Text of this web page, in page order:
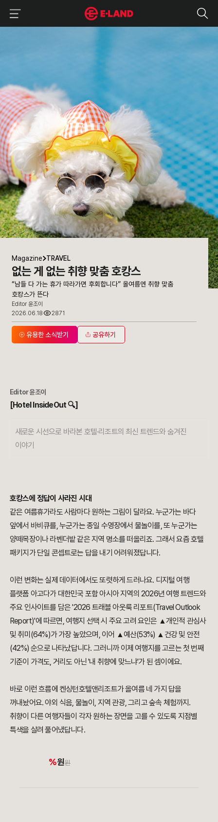
“남들 다 가는 휴가 따라가면 후회합니다” 올여름엔 취향 맞춤 호캉스가
매거진 상세보기
Magazine TRAVEL
없는 게 없는 취향 맞춤 호캉스
“남들 다 가는 휴가 따라가면 후회합니다” 올여름엔 취향 맞춤
호캉스가 뜬다
Editor 윤조이
2026.06.18
2871
유용한 소식받기 공유하기
Editor 윤조이
[Hotel InsideOut 🔍]
새로운 시선으로 바라본 호텔·리조트의 최신 트렌드와 숨겨진
이야기
호캉스에 정답이 사라진 시대
같은 여름휴가라도 사람마다 원하는 그림이 달라요. 누군가는 바다
앞에서 바비큐를, 누군가는 종일 수영장에서 물놀이를, 또 누군가는
양떼목장이나 라벤더밭 같은 지역 명소를 떠올리죠. 그래서 요즘 호텔
패키지가 단일 콘셉트로는 답을 내기 어려워졌답니다.
이런 변화는 실제 데이터에서도 또렷하게 드러나요. 디지털 여행
플랫폼 아고다가 대한민국 포함 아시아 지역의 2026년 여행 트렌드와
주요 인사이트를 담은 '2026 트래블 아웃룩 리포트(Travel Outlook
Report)'에 따르면, 여행지 선택 시 주요 고려 요인은 ▲개인적 관심사
및 취미(64%)가 가장 높았으며, 이어 ▲예산(53%) ▲건강 및 안전
(42%) 순으로 나타났답니다. 그러니까 이제 여행지를 고르는 첫 번째
기준이 가격도, 거리도 아닌 '내 취향에 맞느냐'가 된 셈이에요.
바로 이런 흐름에 켄싱턴호텔앤리조트가 올여름 네 가지 답을
꺼내놨어요. 야외 식음, 물놀이, 지역 관광, 그리고 숲속 체험까지.
취향이 다른 여행자들이 각자 원하는 장면을 고를 수 있도록 지점별
특색을 살려 풀어냈답니다.
%원원